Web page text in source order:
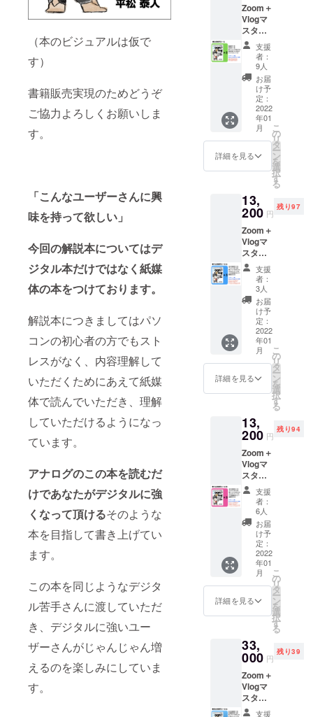
（本のビジュアルは仮で
す）
書籍販売実現のためどうぞ
ご協力よろしくお願いしま
す。
「こんなユーザーさんに興
味を持って欲しい」
今回の解説本についてはデ
ジタル本だけではなく紙媒
体の本をつけております。
解説本につきましてはパソ
コンの初心者の方でもスト
レスがなく、内容理解して
いただくためにあえて紙媒
体で読んでいただき、理解
していただけるようになっ
ています。
アナログのこの本を読むだ
けであなたがデジタルに強
くなって頂けるそのような
本を目指して書き上げてい
ます。
この本を同じようなデジタ
ル苦手さんに渡していただ
き、デジタルに強いユー
ザーさんがじゃんじゃん増
えるのを楽しみにしていま
す。
Zoom＋
Vlogマ
スター
読本２
冊提供
リター
ンはレ
ター
パック
にて郵
送させ
て頂き
送料370
円はこ
ちらで
負担さ
きます
支援
者：
9人
お届
け予
定：
2022
年01
月
詳細を見る
こ
の
リ
タ
ー
ン
を
選
択
す
る
13,
200 円
残り97
Zoom＋
Vlogマ
スター
読本３
冊提供
Zoom活
用基本
セミ
ナー動
画（45
分）付
き リ
ターン
はレ
ター
パック
送させ
て頂き
送料370
円はこ
ちらで
負担さ
せて頂
きま
す。
Zoom活
用基本
セミ
ナー動
画（45
分）は
クラウ
ドファ
メール
にて
vimeo
動画リ
ンクを
お知ら
せしま
支援
者：
3人
お届
け予
定：
2022
年01
月
詳細を見る
こ
の
リ
タ
ー
ン
を
選
択
す
る
13,
200 円
残り94
Zoom＋
Vlogマ
スター
読本３
冊提供
オンラ
インで
のVlog
動画基
本セミ
ナー動
画付き
（45
分） リ
ターン
はレ
パック
にて郵
送させ
て頂き
送料370
円はこ
ちらで
支援
者：
6人
お届
け予
定：
2022
年01
月
詳細を見る
こ
の
リ
タ
ー
ン
を
選
択
す
る
33,
000 円
残り39
Zoom＋
Vlogマ
スター
読本5冊
支援